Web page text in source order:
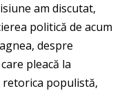
am discutat,
politică de acum
despre
pleacă la
retorica populistă,